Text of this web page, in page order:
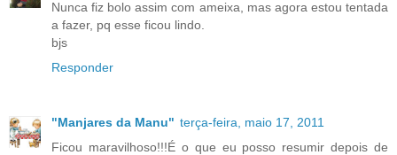
Nunca fiz bolo assim com ameixa, mas agora estou tentada
a fazer, pq esse ficou lindo.
bjs
Responder
"Manjares da Manu" terça-feira, maio 17, 2011
Ficou maravilhoso!!!É o que eu posso resumir depois de